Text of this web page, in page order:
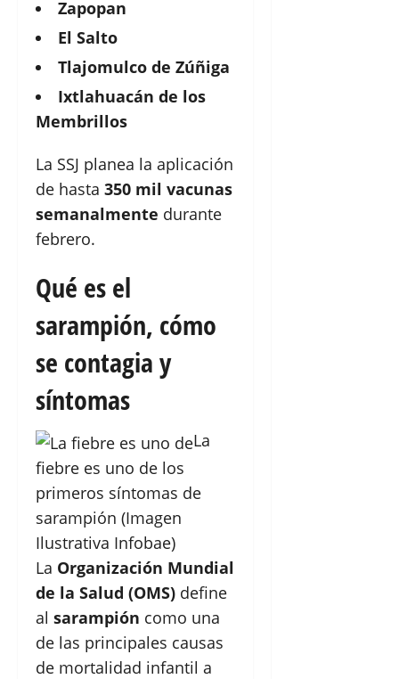
Zapopan
El Salto
Tlajomulco de Zúñiga
Ixtlahuacán de los
Membrillos
La SSJ planea la aplicación
de hasta 350 mil vacunas
semanalmente durante
febrero.
Qué es el
sarampión, cómo
se contagia y
síntomas
La
fiebre es uno de los
primeros síntomas de
sarampión (Imagen
Ilustrativa Infobae)
La Organización Mundial
de la Salud (OMS) define
al sarampión como una
de las principales causas
de mortalidad infantil a